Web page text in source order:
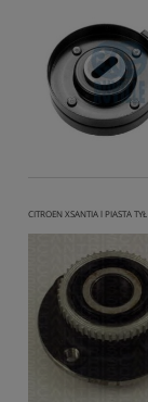
CITROEN XSANTIA l PIASTA